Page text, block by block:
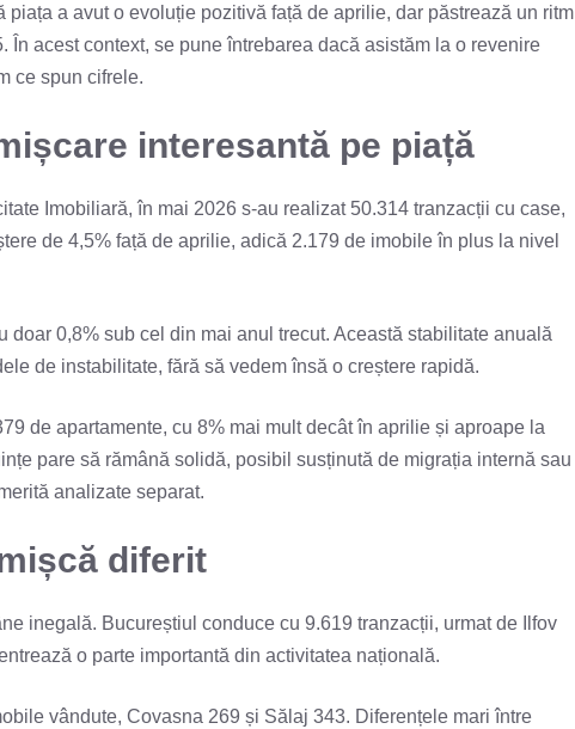
a avut o evoluție pozitivă față de aprilie, dar păstrează un ritm
acest context, se pune întrebarea dacă asistăm la o revenire
ce spun cifrele.
interesantă pe piață
Imobiliară, în mai 2026 s-au realizat 50.314 tranzacții cu case,
de 4,5% față de aprilie, adică 2.179 de imobile în plus la nivel
doar 0,8% sub cel din mai anul trecut. Această stabilitate anuală
de instabilitate, fără să vedem însă o creștere rapidă.
de apartamente, cu 8% mai mult decât în aprilie și aproape la
pare să rămână solidă, posibil susținută de migrația internă sau
analizate separat.
diferit
inegală. Bucureștiul conduce cu 9.619 tranzacții, urmat de Ilfov
o parte importantă din activitatea națională.
vândute, Covasna 269 și Sălaj 343. Diferențele mari între